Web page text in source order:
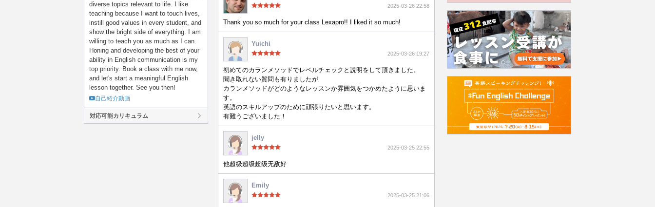
diverse topics relevant to life. I like
teaching because I want to touch lives,
instill good values in every student, and
show the bright side of everything. I am
willing to teach you as much as I can.
Honing and developing the best of your
ability in English communication is my
top priority. Book a class with me now,
and let's start a meaningful English
lesson together. See you then!
自己紹介動画
対応可能カリキュラム
2025-03-26 22:58
Thank you so much for your class Lexapro!! I liked it so much!
Yuichi
2025-03-26 19:27
初めてのカランメソッドでレベルチェックと説明をして頂きました。
聞き取れない質問も有りましたが
カランメソッドがどのようなレッスンか雰囲気をつかめたように思いま
す。
英語のスキルアップのために頑張りたいと思います。
有難うございました！
jelly
2025-03-25 22:55
他超级超级超级无敌好
Emily
2025-03-25 21:06